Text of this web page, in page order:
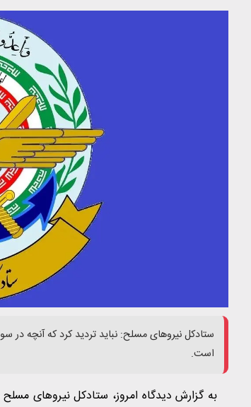
ستادکل نیروهای مسلح: نباید تردید کرد که آنچه
است.